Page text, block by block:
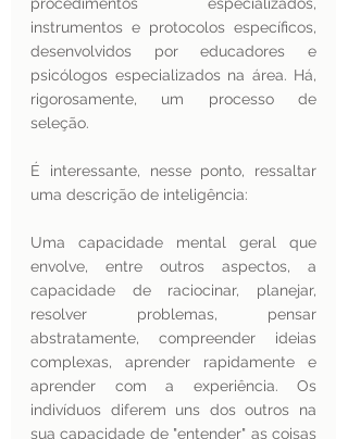
instrumentos e protocolos específicos,
desenvolvidos por educadores e
psicólogos especializados na área. Há,
rigorosamente, um processo de
seleção.
É interessante, nesse ponto, ressaltar
uma descrição de inteligência:
Uma capacidade mental geral que
envolve, entre outros aspectos, a
capacidade de raciocinar, planejar,
resolver problemas, pensar
abstratamente, compreender ideias
complexas, aprender rapidamente e
aprender com a experiência. Os
indivíduos diferem uns dos outros na
sua capacidade de "entender" as coisas